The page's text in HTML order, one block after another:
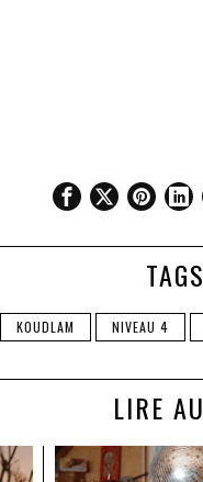
KOUDLAM NIVEAU 4
LIRE